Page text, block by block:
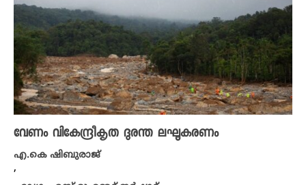
വേണം വികേന്ദ്രീകൃത ദുരന്ത ലഘൂകരണം
എ.കെ ഷിബുരാജ്
,